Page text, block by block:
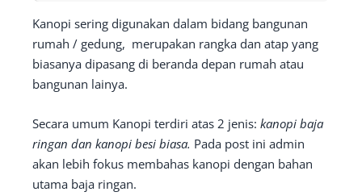
Kanopi sering digunakan dalam bidang bangunan
rumah / gedung, merupakan rangka dan atap yang
biasanya dipasang di beranda depan rumah atau
bangunan lainya.
Secara umum Kanopi terdiri atas 2 jenis: kanopi baja
ringan dan kanopi besi biasa. Pada post ini admin
akan lebih fokus membahas kanopi dengan bahan
utama baja ringan.